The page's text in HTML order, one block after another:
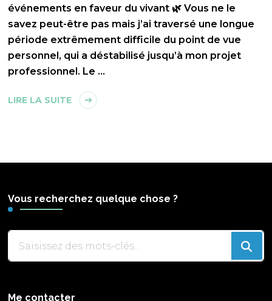
événements en faveur du vivant 🌿 Vous ne le
savez peut-être pas mais j’ai traversé une longue
période extrêmement difficile du point de vue
personnel, qui a déstabilisé jusqu’à mon projet
professionnel. Le …
LIRE LA SUITE
Vous recherchez quelque chose ?
recherchiez
Me contacter